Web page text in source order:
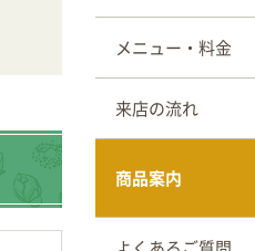
メニュー・料金
来店の流れ
商品案内